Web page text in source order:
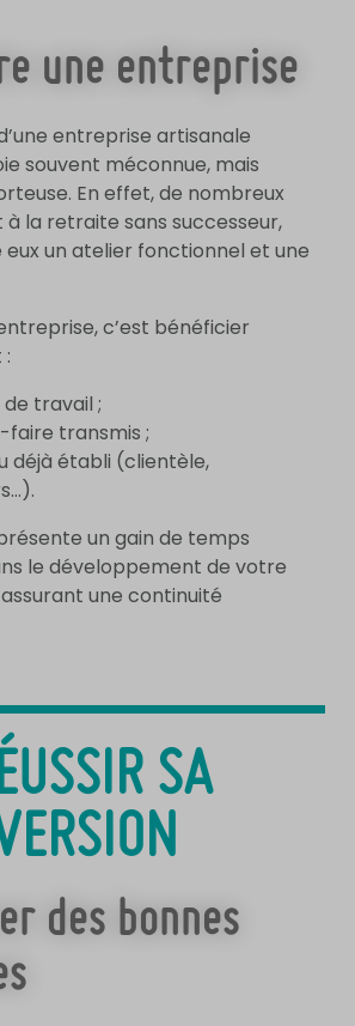
une entreprise
entreprise artisanale
souvent méconnue, mais
En effet, de nombreux
la retraite sans successeur,
un atelier fonctionnel et une
c’est bénéficier
de travail ;
faire transmis ;
déjà établi (clientèle,
un gain de temps
le développement de votre
une continuité
SA
des bonnes